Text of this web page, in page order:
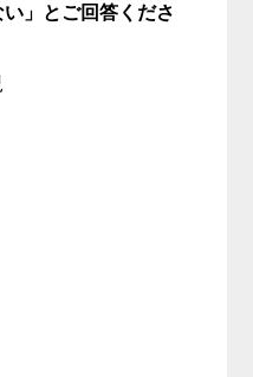
」とご回答くださ